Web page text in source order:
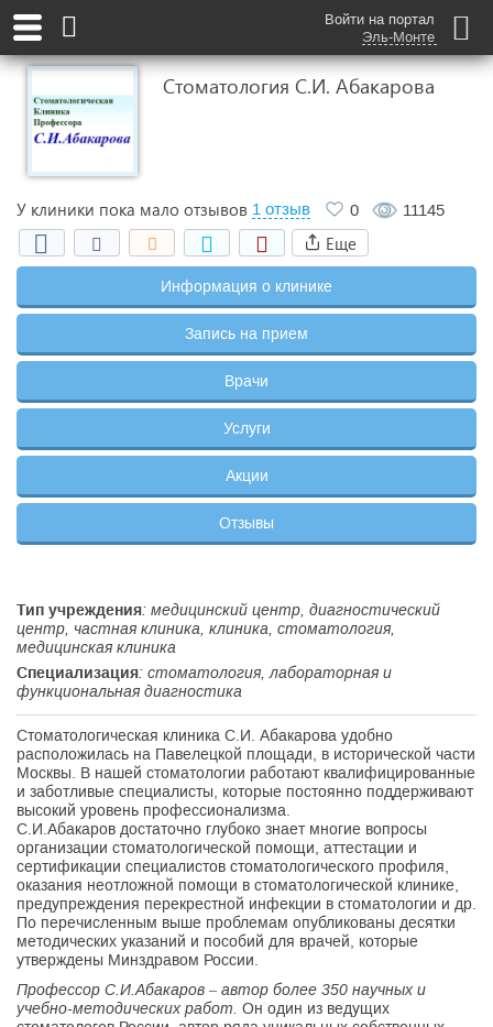
Войти на портал
Эль-Монте
Cтоматология С.И. Абакарова
У клиники пока мало отзывов 1 отзыв 0 11145
Еще
Информация о клинике
Запись на прием
Врачи
Услуги
Акции
Отзывы
Тип учреждения: медицинский центр, диагностический
центр, частная клиника, клиника, стоматология,
медицинская клиника
Специализация: стоматология, лабораторная и
функциональная диагностика
Стоматологическая клиника С.И. Абакарова удобно
расположилась на Павелецкой площади, в исторической части
Москвы. В нашей стоматологии работают квалифицированные
и заботливые специалисты, которые постоянно поддерживают
высокий уровень профессионализма.
С.И.Абакаров достаточно глубоко знает многие вопросы
организации стоматологической помощи, аттестации и
сертификации специалистов стоматологического профиля,
оказания неотложной помощи в стоматологической клинике,
предупреждения перекрестной инфекции в стоматологии и др.
По перечисленным выше проблемам опубликованы десятки
методических указаний и пособий для врачей, которые
утверждены Минздравом России.
Профессор С.И.Абакаров – автор более 350 научных и
учебно-методических работ. Он один из ведущих